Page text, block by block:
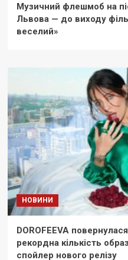
Музичний флешмоб на
Львова — до виходу
веселий»
НОВИНИ
DOROFEEVA
рекордна кількість
спойлер нового релізу